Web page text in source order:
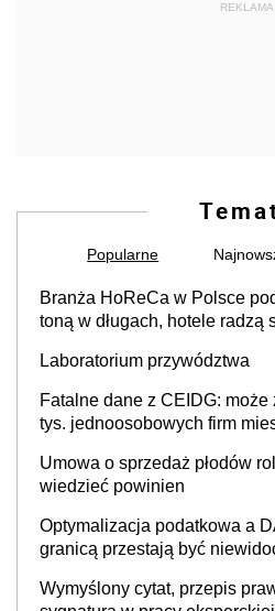
REKLAMA
Popularne
Branża HoReCa w Polsce
toną w długach, hotele radzą
Laboratorium przywództwa
Fatalne dane z CEIDG:
tys. jednoosobowych firm
Umowa o sprzedaż płodów
wiedzieć powinien
Optymalizacja podatkowa a
granicą przestają być
Wymyślony cytat, przepis